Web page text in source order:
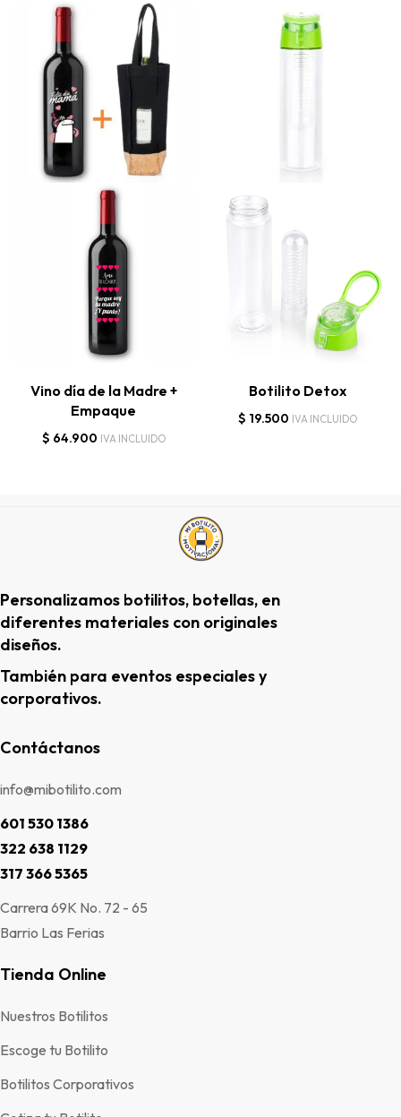
Vino día de la Madre +
Empaque
$ 64.900 IVA INCLUIDO
Botilito Detox
$ 19.500 IVA INCLUIDO
Personalizamos botilitos, botellas, en
diferentes materiales con originales
diseños.
También para eventos especiales y
corporativos.
Contáctanos
info@mibotilito.com
601 530 1386
322 638 1129
317 366 5365
Carrera 69K No. 72 - 65
Barrio Las Ferias
Tienda Online
Nuestros Botilitos
Escoge tu Botilito
Botilitos Corporativos